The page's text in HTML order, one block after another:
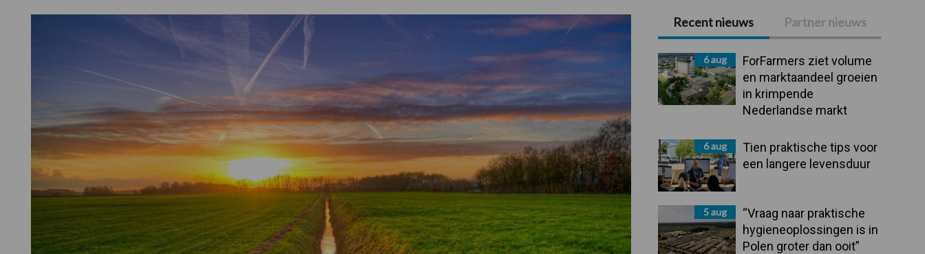
Primaire
Sidebar
Recent nieuws Partner nieuws
6 aug
ForFarmers ziet volume
en marktaandeel groeien
in krimpende
Nederlandse markt
6 aug
Tien praktische tips voor
een langere levensduur
5 aug
“Vraag naar praktische
hygieneoplossingen is in
Polen groter dan ooit”